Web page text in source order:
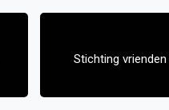
Stichting